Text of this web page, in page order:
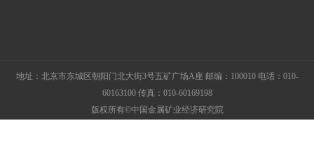
地址：北京市东城区朝阳门北大街3号五矿广场A座 邮编：100010 电话：010-
60163100 传真：010-60169198
版权所有©中国金属矿业经济研究院